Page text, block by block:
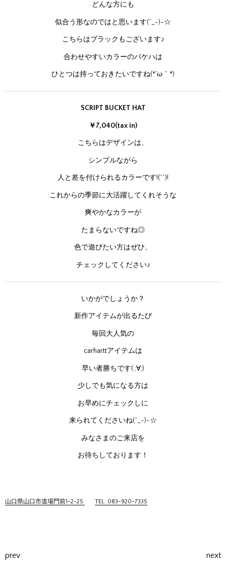
どんな方にも
似合う形なのではと思います(^_-)-☆
こちらはブラックもございます♪
合わせやすいカラーのバケハは
ひとつは持っておきたいですね(*´ω｀*)
SCRIPT BUCKET HAT
￥7,040(tax in)
こちらはデザインは、
シンプルながら
人と差を付けられるカラーです!(^^)!
これからの季節に大活躍してくれそうな
爽やかなカラーが
たまらないですね◎
色で遊びたい方はぜひ、
チェックしてください♪
いかがでしょうか？
新作アイテムが出るたび
毎回大人気の
carharttアイテムは
早い者勝ちです( ;∀;)
少しでも気になる方は
お早めにチェックしに
来られてくださいね(^_-)-☆
みなさまのご来店を
お待ちしております！
山口県山口市道場門前1-2-25 TEL: 083-920-7335
prev next